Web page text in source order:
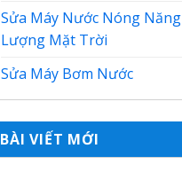
Sửa Máy Nước Nóng Năng
Lượng Mặt Trời
Sửa Máy Bơm Nước
BÀI VIẾT MỚI